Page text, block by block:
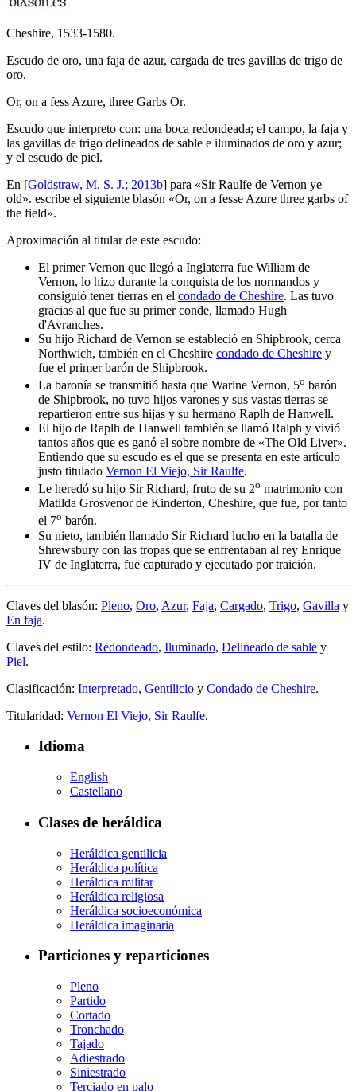
Cheshire, 1533-1580.
Escudo de oro, una faja de azur, cargada de tres gavillas de trigo de
oro.
Or, on a fess Azure, three Garbs Or.
Escudo que interpreto con: una boca redondeada; el campo, la faja y
las gavillas de trigo delineados de sable e iluminados de oro y azur;
y el escudo de piel.
En [Goldstraw, M. S. J.; 2013b] para «Sir Raulfe de Vernon ye
old». escribe el siguiente blasón «Or, on a fesse Azure three garbs of
the field».
Aproximación al titular de este escudo:
El primer Vernon que llegó a Inglaterra fue William de
Vernon, lo hizo durante la conquista de los normandos y
consiguió tener tierras en el condado de Cheshire. Las tuvo
gracias al que fue su primer conde, llamado Hugh
d'Avranches.
Su hijo Richard de Vernon se estableció en Shipbrook, cerca
Northwich, también en el Cheshire condado de Cheshire y
fue el primer barón de Shipbrook.
La baronía se transmitió hasta que Warine Vernon, 5o barón
de Shipbrook, no tuvo hijos varones y sus vastas tierras se
repartieron entre sus hijas y su hermano Raplh de Hanwell.
El hijo de Raplh de Hanwell también se llamó Ralph y vivió
tantos años que es ganó el sobre nombre de «The Old Liver».
Entiendo que su escudo es el que se presenta en este artículo
justo titulado Vernon El Viejo, Sir Raulfe.
Le heredó su hijo Sir Richard, fruto de su 2o matrimonio con
Matilda Grosvenor de Kinderton, Cheshire, que fue, por tanto
el 7o barón.
Su nieto, también llamado Sir Richard lucho en la batalla de
Shrewsbury con las tropas que se enfrentaban al rey Enrique
IV de Inglaterra, fue capturado y ejecutado por traición.
Claves del blasón: Pleno, Oro, Azur, Faja, Cargado, Trigo, Gavilla y
En faja.
Claves del estilo: Redondeado, Iluminado, Delineado de sable y
Piel.
Clasificación: Interpretado, Gentilicio y Condado de Cheshire.
Titularidad: Vernon El Viejo, Sir Raulfe.
Idioma
English
Castellano
Clases de heráldica
Heráldica gentilicia
Heráldica política
Heráldica militar
Heráldica religiosa
Heráldica socioeconómica
Heráldica imaginaria
Particiones y reparticiones
Pleno
Partido
Cortado
Tronchado
Tajado
Adiestrado
Siniestrado
Terciado en palo